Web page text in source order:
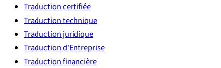
Traduction certifiée
Traduction technique
Traduction juridique
Traduction d'Entreprise
Traduction financière